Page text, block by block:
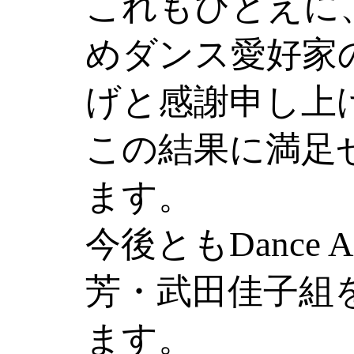
めダンス愛好家
げと感謝申し上
この結果に満足
ます。
今後ともDance
芳・武田佳子組
ます。